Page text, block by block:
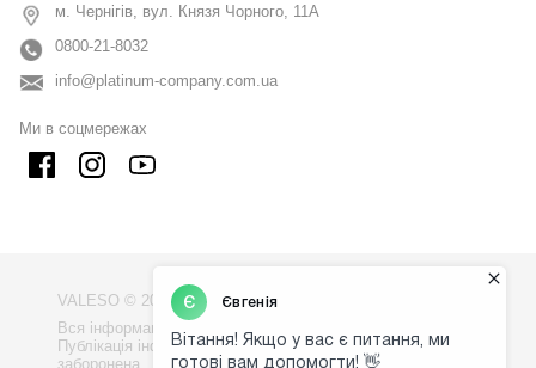
м. Чернігів, вул. Князя Чорного, 11А
0800-21-8032
info@platinum-company.com.ua
Ми в соцмережах
VALESO © 2009 - 2026
Вся інформація на сайті - власність компанії "VALESO".
Публікація інформації з сайту без узгодження
заборонена.